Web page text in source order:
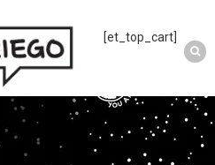
[et_top_cart]